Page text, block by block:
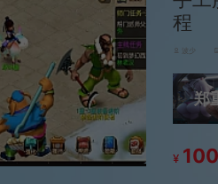
程
波少
郑
¥